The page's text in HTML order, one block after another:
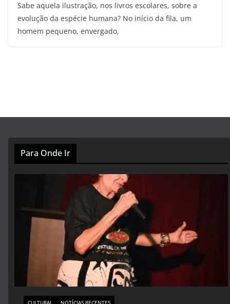
Sabe aquela ilustração, nos livros escolares, sobre a
evolução da espécie humana? No início da fila, um
homem pequeno, envergado,
Para Onde Ir
CULTURAL NOTÍCIAS RECENTES